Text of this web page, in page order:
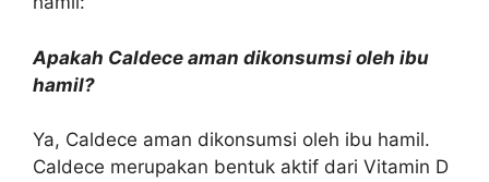
Apakah Caldece aman dikonsumsi oleh ibu
hamil?
Ya, Caldece aman dikonsumsi oleh ibu hamil.
Caldece merupakan bentuk aktif dari Vitamin D